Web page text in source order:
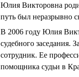
Юлия Викторовна
путь был неразрывно
В 2006 году Юлия
судебного заседания.
сотрудник. Ее
помощника судьи в